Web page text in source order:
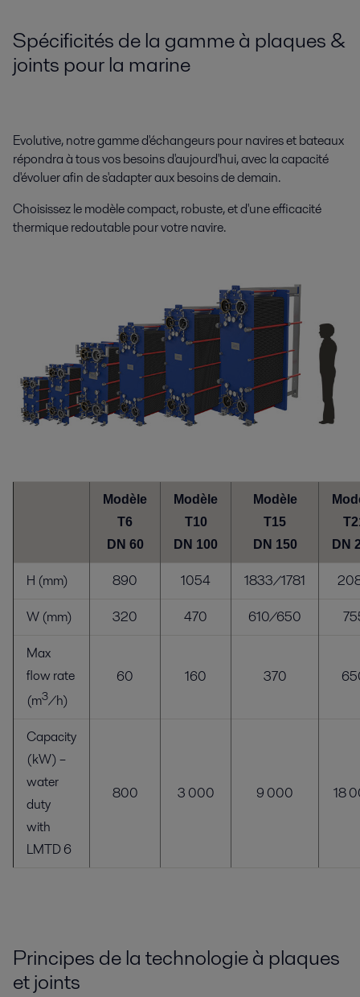
Spécificités de la gamme à plaques &
joints pour la marine
Evolutive, notre gamme d'échangeurs pour navires et bateaux
répondra à tous vos besoins d'aujourd'hui, avec la capacité
d'évoluer afin de s'adapter aux besoins de demain.
Choisissez le modèle compact, robuste, et d'une efficacité
thermique redoutable pour votre navire.
Modèle
T6
DN 60
Modèle
T10
DN 100
Modèle
T15
DN 150
DN
H (mm) 890 1054 1833/1781
W (mm)
320 470 610/650
Max
flow rate
(m3/h)
60 160 370
Capacity
(kW) –
water
duty
with
LMTD 6
800 3 000 9 000 18
Principes de la technologie à plaques
et joints